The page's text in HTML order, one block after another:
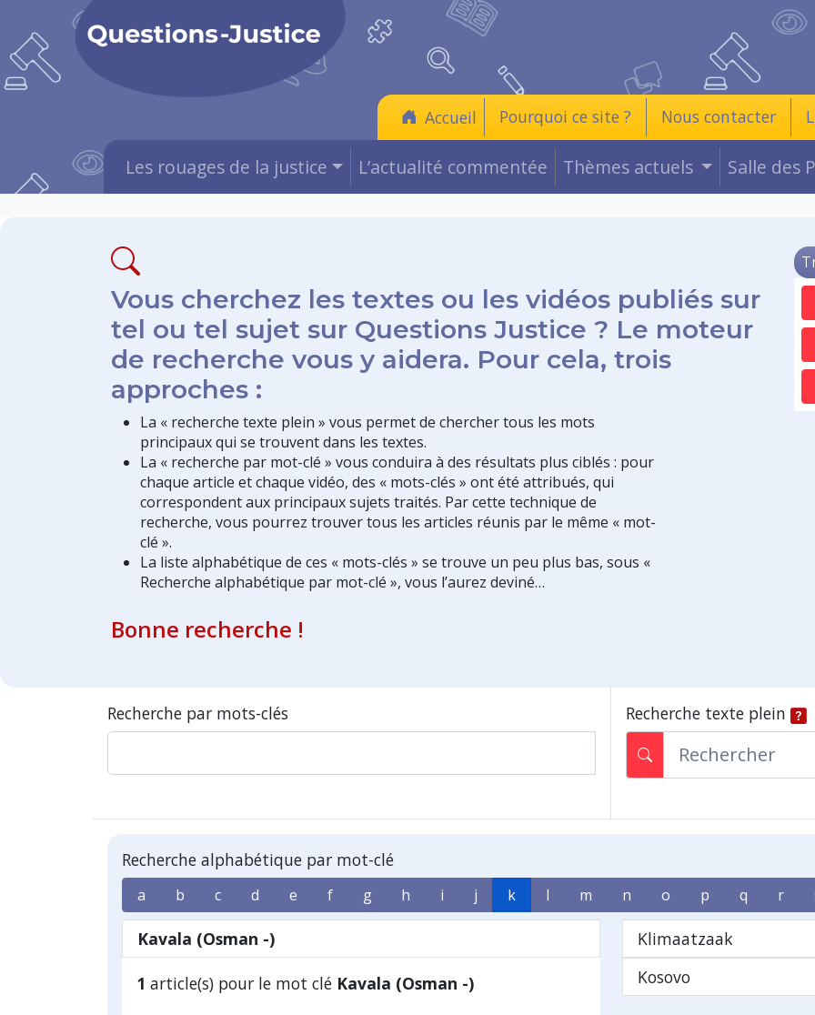
Accueil Pourquoi ce site ? Nous contacter
Les rouages de la justice L’actualité commentée Thèmes actuels Salle des
Vous cherchez les textes ou les vidéos publiés sur
tel ou tel sujet sur Questions Justice ? Le moteur
de recherche vous y aidera. Pour cela, trois
approches :
La « recherche texte plein » vous permet de chercher tous les mots
principaux qui se trouvent dans les textes.
La « recherche par mot-clé » vous conduira à des résultats plus ciblés : pour
chaque article et chaque vidéo, des « mots-clés » ont été attribués, qui
correspondent aux principaux sujets traités. Par cette technique de
recherche, vous pourrez trouver tous les articles réunis par le même « mot-
clé ».
La liste alphabétique de ces « mots-clés » se trouve un peu plus bas, sous «
Recherche alphabétique par mot-clé », vous l’aurez deviné…
Bonne recherche !
Recherche par mots-clés Recherche texte plein
Recherche alphabétique par mot-clé
a b c d e f g h i j k l m n o p q r
Kavala (Osman -)
1 article(s) pour le mot clé Kavala (Osman -)
Klimaatzaak
Kosovo